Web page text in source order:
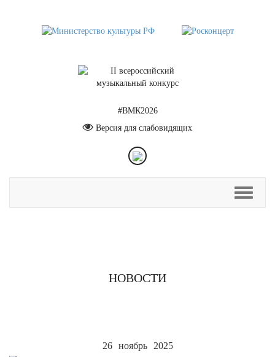
#ВМК2026
Версия для слабовидящих
НОВОСТИ
26 ноябрь 2025